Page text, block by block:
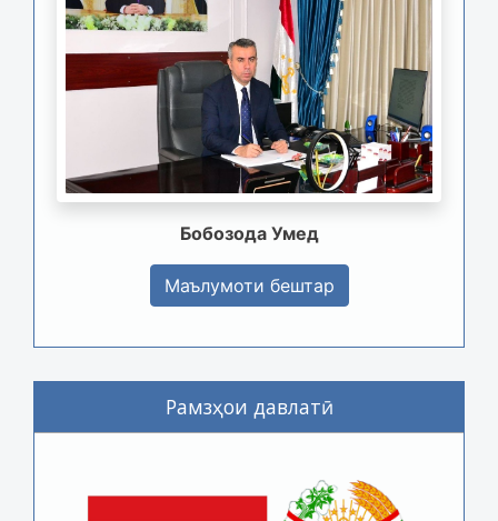
Бобозода Умед
Маълумоти бештар
Рамзҳои давлатӣ